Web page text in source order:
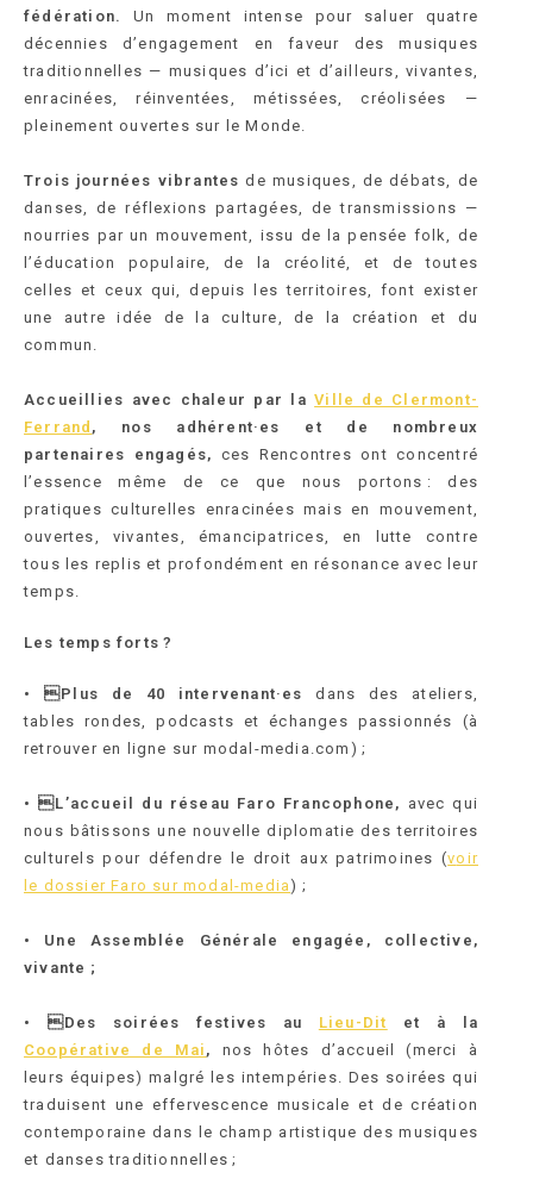
fédération.
Un moment intense pour saluer quatre
décennies d’engagement en faveur des musiques
traditionnelles — musiques d’ici et d’ailleurs, vivantes,
enracinées, réinventées, métissées, créolisées —
pleinement ouvertes sur le Monde.
Trois journées vibrantes de musiques, de débats, de
danses, de réflexions partagées, de transmissions —
nourries par un mouvement, issu de la pensée folk, de
l’éducation populaire, de la créolité, et de toutes
celles et ceux qui, depuis les territoires, font exister
une autre idée de la culture, de la création et du
commun.
Accueillies avec chaleur par laVille de Clermont-
Ferrand , nos adhérent·es et de nombreux
partenaires engagés, ces Rencontres ont concentré
l’essence même de ce que nous portons : des
pratiques culturelles enracinées mais en mouvement,
ouvertes, vivantes, émancipatrices, en lutte contre
tous les replis et profondément en résonance avec leur
temps.
Les temps forts ?
• Plus de 40 intervenant·esdans des ateliers,
tables rondes, podcasts et échanges passionnés (à
retrouver en ligne sur modal-media.com) ;
• L’accueil du réseau Faro Francophone, avec qui
nous bâtissons une nouvelle diplomatie des territoires
culturels pour défendre le droit aux patrimoines (voir
le dossier Faro sur modal-media) ;
• Une Assemblée Générale engagée, collective,
vivante ;
• Des soirées festives au Lieu-Dit et à la
Coopérative de Mai ,
nos hôtes d’accueil (merci à
leurs équipes) malgré les intempéries. Des soirées qui
traduisent une effervescence musicale et de création
contemporaine dans le champ artistique des musiques
et danses traditionnelles ;